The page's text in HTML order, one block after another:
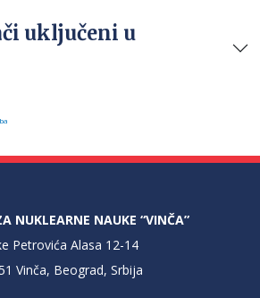
uključeni u
NUKLEARNE NAUKE “VINČA”
Petrovića Alasa 12-14
Vinča, Beograd, Srbija